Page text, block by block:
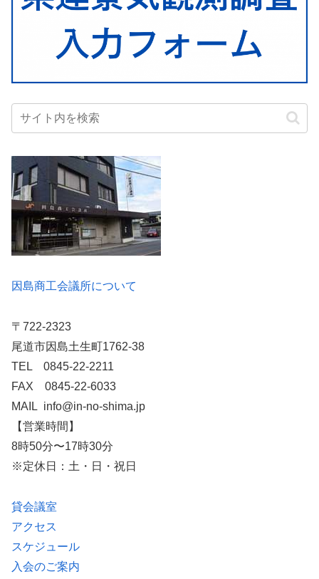
因島商工会議所について
〒722-2323
尾道市因島土生町1762-38
TEL 0845-22-2211
FAX 0845-22-6033
MAIL info@in-no-shima.jp
【営業時間】
8時50分〜17時30分
※定休日：土・日・祝日
貸会議室
アクセス
スケジュール
入会のご案内